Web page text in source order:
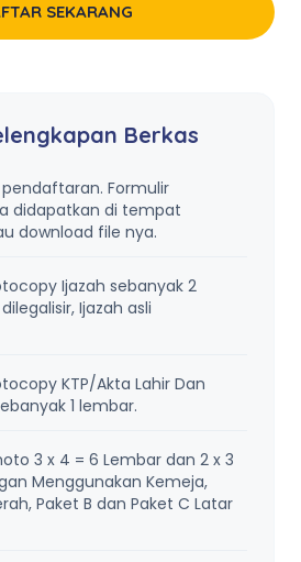
SEKARANG
Berkas
Formulir
didapatkan di tempat
download file nya.
Ijazah sebanyak 2
Ijazah asli
KTP/Akta Lahir Dan
1 lembar.
3 x 4 = 6 Lembar dan 2 x 3
Menggunakan Kemeja,
Paket B dan Paket C Latar